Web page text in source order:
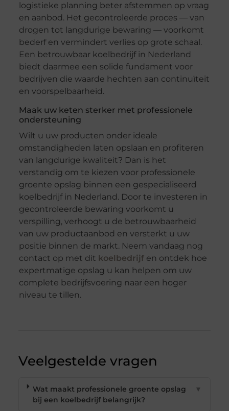
logistieke planning beter afstemmen op vraag
en aanbod. Het gecontroleerde proces — van
drogen tot langdurige bewaring — voorkomt
bederf en vermindert verlies op grote schaal.
Een betrouwbaar koelbedrijf in Nederland
biedt daarmee een solide fundament voor
bedrijven die waarde hechten aan continuïteit
en voorspelbaarheid.
Maak uw keten sterker met professionele
ondersteuning
Wilt u uw producten onder ideale
omstandigheden laten opslaan en profiteren
van langdurige kwaliteit? Dan is het
verstandig om te kiezen voor professionele
groente opslag binnen een gespecialiseerd
koelbedrijf in Nederland. Door te investeren in
gecontroleerde bewaring voorkomt u
verspilling, verhoogt u de betrouwbaarheid
van uw productaanbod en versterkt u uw
positie binnen de markt. Neem vandaag nog
contact op met dit koelbedrijfen ontdek hoe
expertmatige opslag u kan helpen om uw
complete bedrijfsvoering naar een hoger
niveau te tillen.
Veelgestelde vragen
Wat maakt professionele groente opslag
bij een koelbedrijf belangrijk?
▼